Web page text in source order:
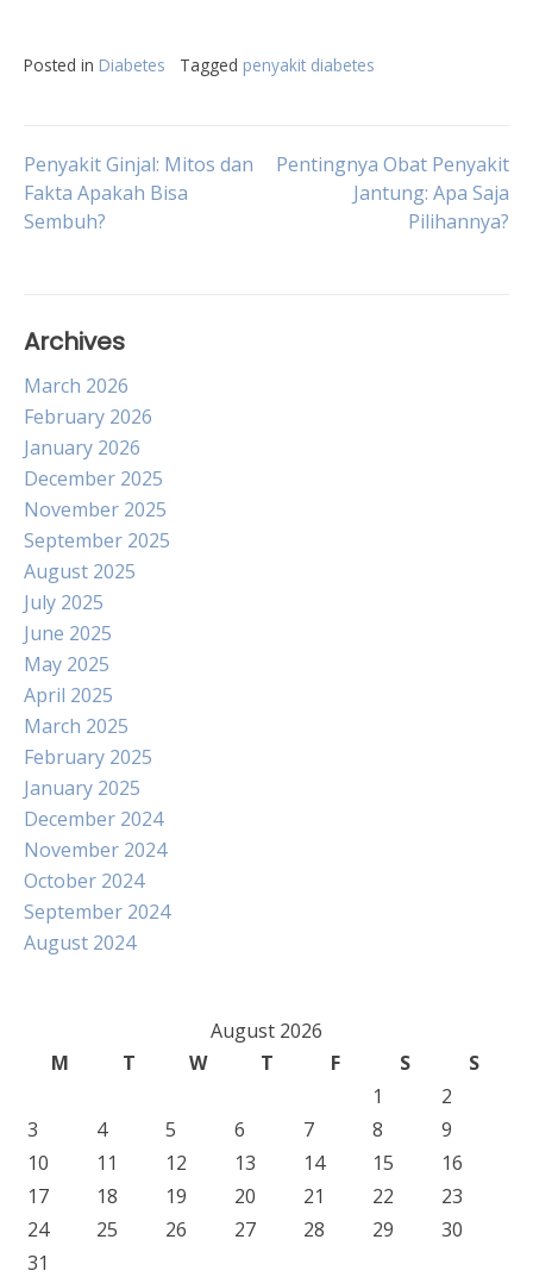
Posted in Diabetes Tagged penyakit diabetes
Post
navigation
Penyakit Ginjal: Mitos dan
Fakta Apakah Bisa
Sembuh?
Pentingnya Obat Penyakit
Jantung: Apa Saja
Pilihannya?
Archives
March 2026
February 2026
January 2026
December 2025
November 2025
September 2025
August 2025
July 2025
June 2025
May 2025
April 2025
March 2025
February 2025
January 2025
December 2024
November 2024
October 2024
September 2024
August 2024
August 2026
M
T W T F S
S
1
2
3
4 5 6 7 8
9
10
11 12 13 14 15
16
17
18 19 20 21 22
23
24
25 26 27 28 29
30
31